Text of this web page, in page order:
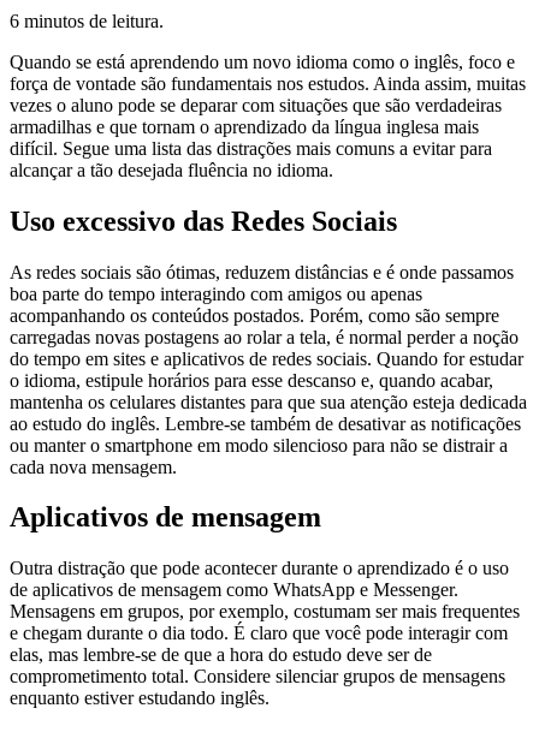
6 minutos de leitura.
Quando se está aprendendo um novo idioma como o inglês, foco e
força de vontade são fundamentais nos estudos. Ainda assim, muitas
vezes o aluno pode se deparar com situações que são verdadeiras
armadilhas e que tornam o aprendizado da língua inglesa mais
difícil. Segue uma lista das distrações mais comuns a evitar para
alcançar a tão desejada fluência no idioma.
Uso excessivo das Redes Sociais
As redes sociais são ótimas, reduzem distâncias e é onde passamos
boa parte do tempo interagindo com amigos ou apenas
acompanhando os conteúdos postados. Porém, como são sempre
carregadas novas postagens ao rolar a tela, é normal perder a noção
do tempo em sites e aplicativos de redes sociais. Quando for estudar
o idioma, estipule horários para esse descanso e, quando acabar,
mantenha os celulares distantes para que sua atenção esteja dedicada
ao estudo do inglês. Lembre-se também de desativar as notificações
ou manter o smartphone em modo silencioso para não se distrair a
cada nova mensagem.
Aplicativos de mensagem
Outra distração que pode acontecer durante o aprendizado é o uso
de aplicativos de mensagem como WhatsApp e Messenger.
Mensagens em grupos, por exemplo, costumam ser mais frequentes
e chegam durante o dia todo. É claro que você pode interagir com
elas, mas lembre-se de que a hora do estudo deve ser de
comprometimento total. Considere silenciar grupos de mensagens
enquanto estiver estudando inglês.